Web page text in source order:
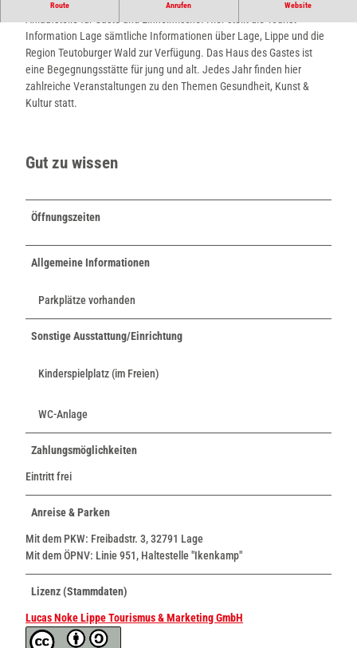
Route Anrufen Website
Information Lage sämtliche Informationen über Lage, Lippe und die
Region Teutoburger Wald zur Verfügung. Das Haus des Gastes ist
eine Begegnungsstätte für jung und alt. Jedes Jahr finden hier
zahlreiche Veranstaltungen zu den Themen Gesundheit, Kunst &
Kultur statt.
Gut zu wissen
Öffnungszeiten
Allgemeine Informationen
Parkplätze vorhanden
Sonstige Ausstattung/Einrichtung
Kinderspielplatz (im Freien)
WC-Anlage
Zahlungsmöglichkeiten
Eintritt frei
Anreise & Parken
Mit dem PKW: Freibadstr. 3, 32791 Lage
Mit dem ÖPNV: Linie 951, Haltestelle "Ikenkamp"
Lizenz (Stammdaten)
Lucas Noke Lippe Tourismus & Marketing GmbH